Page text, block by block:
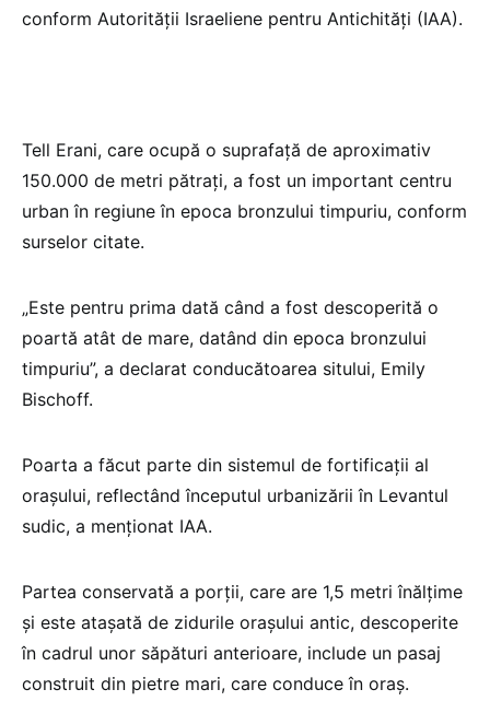
conform Autorităţii Israeliene pentru Antichităţi (IAA).
Tell Erani, care ocupă o suprafaţă de aproximativ
150.000 de metri pătraţi, a fost un important centru
urban în regiune în epoca bronzului timpuriu, conform
surselor citate.
„Este pentru prima dată când a fost descoperită o
poartă atât de mare, datând din epoca bronzului
timpuriu”, a declarat conducătoarea sitului, Emily
Bischoff.
Poarta a făcut parte din sistemul de fortificaţii al
oraşului, reflectând începutul urbanizării în Levantul
sudic, a menţionat IAA.
Partea conservată a porţii, care are 1,5 metri înălţime
şi este ataşată de zidurile oraşului antic, descoperite
în cadrul unor săpături anterioare, include un pasaj
construit din pietre mari, care conduce în oraş.